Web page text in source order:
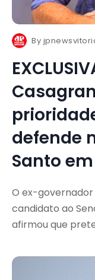
By
defende
Santo
O ex-
candidato ao
afirmou que